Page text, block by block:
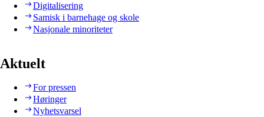
Digitalisering
Samisk i barnehage og skole
Nasjonale minoriteter
Aktuelt
For pressen
Høringer
Nyhetsvarsel